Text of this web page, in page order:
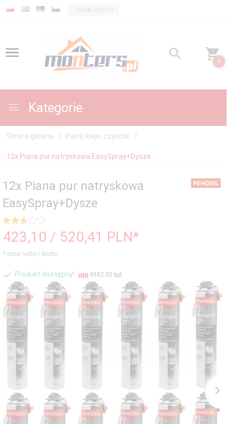
currency_h
POLSKI ZŁOTY
0
Kategorie
Strona główna Piany, kleje, czyściki
12x Piana pur natryskowa EasySpray+Dysze
12x Piana pur natryskowa
EasySpray+Dysze
423,10 / 520,41 PLN*
* cena netto / brutto
Produkt dostępny! 9982.00 kpl.